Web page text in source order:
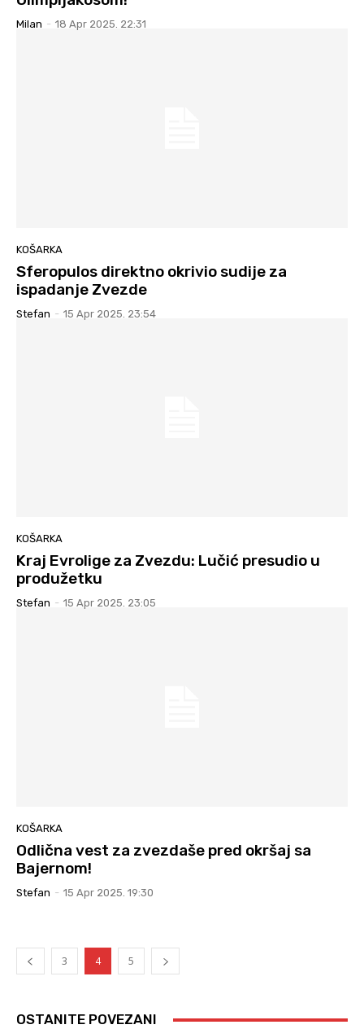
Milan - 18 Apr 2025. 22:31
KOŠARKA
Sferopulos direktno okrivio sudije za
ispadanje Zvezde
Stefan - 15 Apr 2025. 23:54
KOŠARKA
Kraj Evrolige za Zvezdu: Lučić presudio u
produžetku
Stefan - 15 Apr 2025. 23:05
KOŠARKA
Odlična vest za zvezdaše pred okršaj sa
Bajernom!
Stefan - 15 Apr 2025. 19:30
3 4 5
OSTANITE POVEZANI